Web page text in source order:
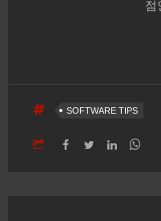
점
SOFTWARE TIPS